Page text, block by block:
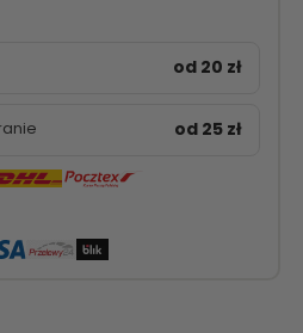
od 20 zł
od 25 zł